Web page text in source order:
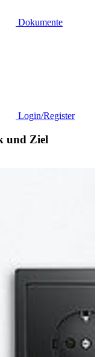
Dokumente
Login/Register
und Ziel